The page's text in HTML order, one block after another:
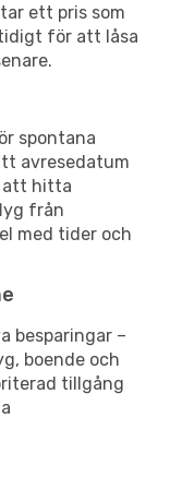
ett pris som
för att låsa
spontana
avresedatum
att hitta
från
med tider och
besparingar –
boende och
tillgång